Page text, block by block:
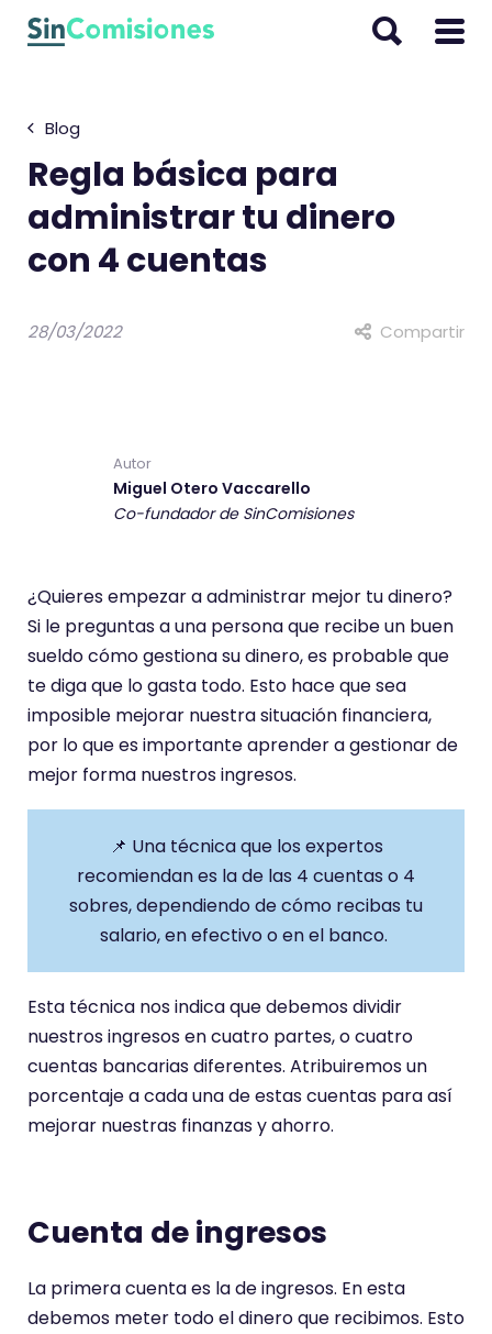
Blog
Regla básica para
administrar tu dinero
con 4 cuentas
28/03/2022 Compartir
Autor
Miguel Otero Vaccarello
Co-fundador de SinComisiones
¿Quieres empezar a administrar mejor tu dinero?
Si le preguntas a una persona que recibe un buen
sueldo cómo gestiona su dinero, es probable que
te diga que lo gasta todo. Esto hace que sea
imposible mejorar nuestra situación financiera,
por lo que es importante aprender a gestionar de
mejor forma nuestros ingresos.
Una técnica que los expertos
recomiendan es la de las 4 cuentas o 4
sobres, dependiendo de cómo recibas tu
salario, en efectivo o en el banco.
Esta técnica nos indica que debemos dividir
nuestros ingresos en cuatro partes, o cuatro
cuentas bancarias diferentes. Atribuiremos un
porcentaje a cada una de estas cuentas para así
mejorar nuestras finanzas y ahorro.
contenido
Aceptar cookies
Cuenta de ingresos
La primera cuenta es la de ingresos. En esta
debemos meter todo el dinero que recibimos. Esto